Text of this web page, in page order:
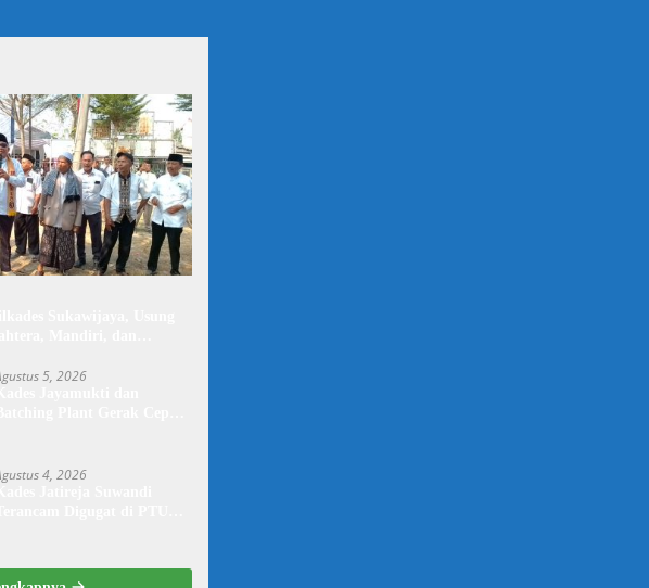
5, 2026
4, 2026
Informasi